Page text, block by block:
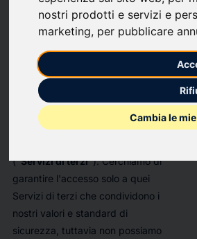
nostri prodotti e servizi e
marketing, per pubblicare
Cambia le
ogni qualvolta si trovi a gestire i
tuoi dati personali.
La Privacy Policy non si applica ai
trattamenti di terzi che non siano
società collegate o controllate,
inclusi, a titolo esemplificativo, siti
web di terzi, servizi e applicazioni
("Servizi di terzi"). Cerchiamo di
garantire l'accesso solo a quei
Servizi di terzi che condividono i
nostri valori e standard di
sicurezza, tuttavia non possiamo